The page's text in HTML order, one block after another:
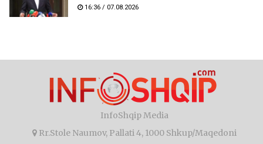
16:36 / 07.08.2026
InfoShqip Media
Rr.Stole Naumov, Pallati 4, 1000 Shkup/Maqedoni